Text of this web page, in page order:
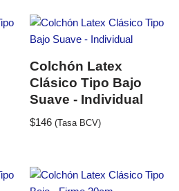
Colchón Latex
Clásico Tipo Bajo
Suave - Individual
$146 (Tasa BCV)